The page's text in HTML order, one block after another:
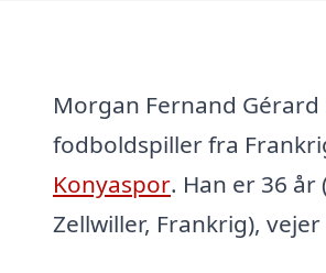
Morgan Fernand
fodboldspiller fra
Konyaspor. Han er 36
Zellwiller, Frankrig),